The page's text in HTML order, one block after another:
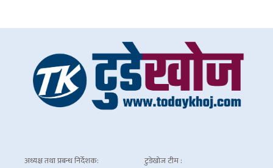
अध्यक्ष तथा प्रबन्ध निर्देशक: टुडेखोज टीम :